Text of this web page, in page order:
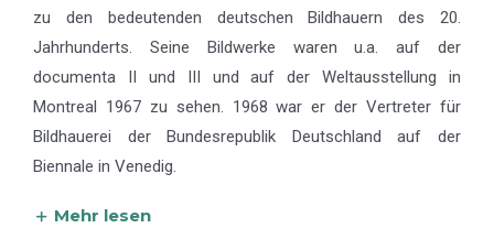
zu den bedeutenden deutschen Bildhauern des 20.
Jahrhunderts. Seine Bildwerke waren u.a. auf der
documenta II und III und auf der Weltausstellung in
Montreal 1967 zu sehen. 1968 war er der Vertreter für
Bildhauerei der Bundesrepublik Deutschland auf der
Biennale in Venedig.
Mehr lesen